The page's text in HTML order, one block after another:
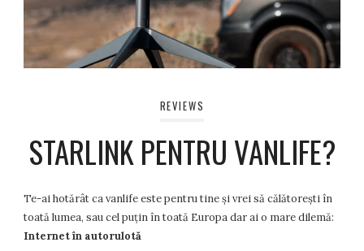
REVIEWS
STARLINK PENTRU VANLIFE?
Te-ai hotărât ca vanlife este pentru tine și vrei să călătorești în
toată lumea, sau cel puțin în toată Europa dar ai o mare dilemă:
Internet în autorulotă